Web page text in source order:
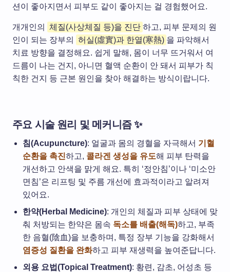
션이 좋아지면서 피부도 같이 좋아지는 걸 경험했어요.
개개인의 체질(사상체질 등)을 진단 하고, 피부 문제의 원
인이 되는 장부의
허실(虛實)과 한열(寒熱) 을 파악해서
치료 방향을 결정해요. 쉽게 말해, 몸이 너무 뜨거워서 여
드름이 나는 건지, 아니면 혈액 순환이 안 돼서 피부가 칙
칙한 건지 등 근본 원인을 찾아 해결하는 방식이랍니다.
주요 시술 원리 및 메커니즘 ✨
침(Acupuncture): 얼굴과 몸의 경혈을 자극해서 기혈
순환을 촉진하고, 콜라겐 생성을 유도해 피부 탄력을
개선하고 안색을 맑게 해요. 특히 ‘정안침’이나 ‘미소안
면침’은 리프팅 및 주름 개선에 효과적이라고 알려져
있어요.
한약(Herbal Medicine): 개인의 체질과 피부 상태에 맞
춰 처방되는 한약은 몸속 독소를 배출(해독)하고, 부족
한 음혈(陰血)을 보충하며, 특정 장부 기능을 강화해서
염증성 질환을 완화하고 피부 재생력을 높여준답니다.
외용 요법(Topical Treatment): 황련, 감초, 어성초 등